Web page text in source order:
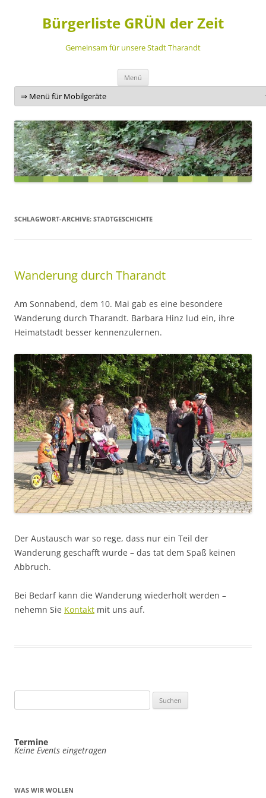
Bürgerliste GRÜN der Zeit
Gemeinsam für unsere Stadt Tharandt
Menü
springen
SCHLAGWORT-ARCHIVE: STADTGESCHICHTE
Wanderung durch Tharandt
Am Sonnabend, dem 10. Mai gab es eine besondere
Wanderung durch Tharandt. Barbara Hinz lud ein, ihre
Heimatstadt besser kennenzulernen.
Der Austausch war so rege, dass nur ein Teil der
Wanderung geschafft wurde – das tat dem Spaß keinen
Abbruch.
Bei Bedarf kann die Wanderung wiederholt werden –
nehemn Sie Kontakt mit uns auf.
nach:
Termine
Keine Events eingetragen
WAS WIR WOLLEN